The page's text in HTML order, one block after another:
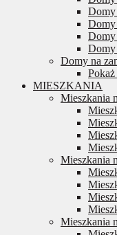
Domy
Domy
Domy na
MIESZKANIA
Mieszkania
Mieszkania
Mieszkania